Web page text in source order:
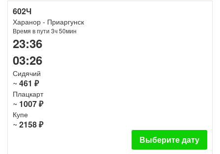
602Ч
Харанор - Приаргунск
Время в пути 3ч 50мин
23:36
03:26
Сидячий
~ 461 ₽
Плацкарт
~ 1007 ₽
Купе
~ 2158 ₽
Выберите дату